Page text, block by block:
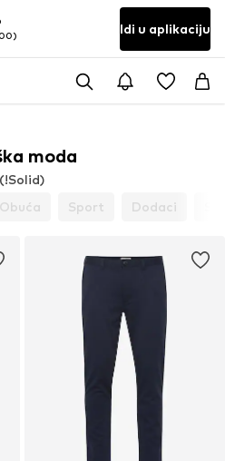
Idi u aplikaciju
moda
(!Solid)
Obuća Sport Dodaci